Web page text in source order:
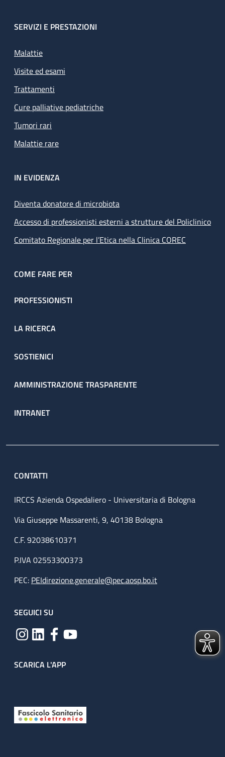
SERVIZI E PRESTAZIONI
Malattie
Visite ed esami
Trattamenti
Cure palliative pediatriche
Tumori rari
Malattie rare
IN EVIDENZA
Diventa donatore di microbiota
Accesso di professionisti esterni a strutture del Policlinico
Comitato Regionale per l’Etica nella Clinica COREC
COME FARE PER
PROFESSIONISTI
LA RICERCA
SOSTIENICI
AMMINISTRAZIONE TRASPARENTE
INTRANET
CONTATTI
IRCCS Azienda Ospedaliero - Universitaria di Bologna
Via Giuseppe Massarenti, 9, 40138 Bologna
C.F. 92038610371
P.IVA 02553300373
PEC: PEIdirezione.generale@pec.aosp.bo.it
SEGUICI SU
SCARICA L'APP